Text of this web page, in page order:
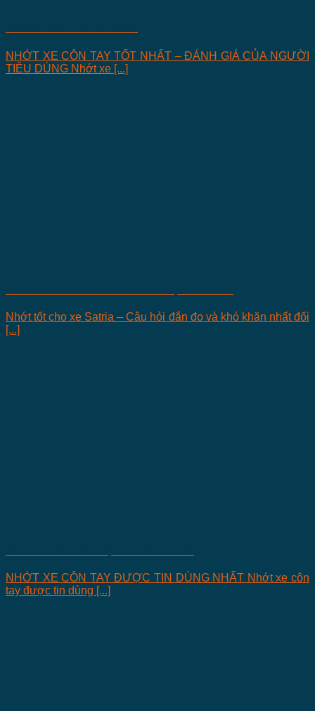
NHỚT XE CÔN TAY TỐT NHẤT – ĐÁNH GIÁ CỦA NGƯỜI
TIÊU DÙNG Nhớt xe [...]
Nhớt tốt cho xe Satria – Câu hỏi đắn đo và khó khăn nhất đối
[...]
NHỚT XE CÔN TAY ĐƯỢC TIN DÙNG NHẤT Nhớt xe côn
tay được tin dùng [...]